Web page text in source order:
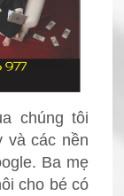
chúng tôi
và các nền
Ba mẹ
cho bé có